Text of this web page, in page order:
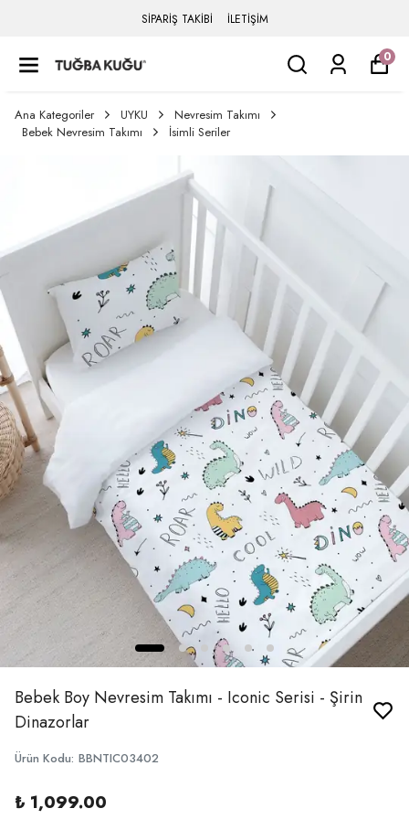
SİPARİŞ TAKİBİ İLETİŞİM
0
Ana Kategoriler UYKU
Nevresim Takımı
Bebek Nevresim Takımı
İsimli Seriler
Bebek Boy Nevresim Takımı - Iconic Serisi - Şirin
Dinazorlar
Ürün Kodu: BBNTIC03402
₺ 1,099.00